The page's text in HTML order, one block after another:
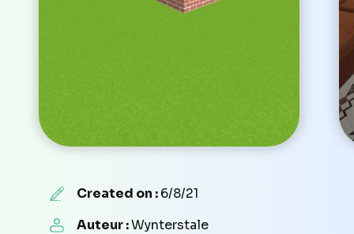
Created on :6/8/21
Auteur :Wynterstale